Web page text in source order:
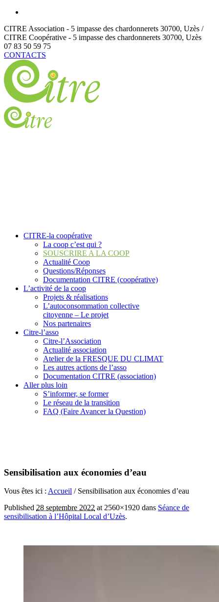
CITRE Association - 5 impasse des chardonnerets 30700, Uzès /
CITRE Coopérative - 5 impasse des chardonnerets 30700, Uzès
07 83 50 59 75
CONTACTS
CITRE-la coopérative
La coop c’est qui ?
SOUSCRIRE A LA COOP
Actualité Coop
Questions/Réponses
Documentation CITRE (coopérative)
L’activité de la coop
Projets & réalisations
L’autoconsommation collective
citoyenne – Le projet
Nos partenaires
Citre-l’asso
Citre-l’Association
Actualité association
Atelier de la FRESQUE DU CLIMAT
Les autres actions de l’asso
Documentation CITRE (association)
Aller plus loin
S’informer, se former
Le réseau de la transition
FAQ (Faire Avancer la Question)
Sensibilisation aux économies d’eau
Vous êtes ici : Accueil / Sensibilisation aux économies d’eau
Published 28 septembre 2022 at 2560×1920 dans Séance de
sensibilisation à l’Hôpital Local d’Uzès.